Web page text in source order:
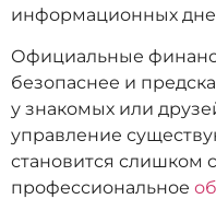
информационных
Официальные
безопаснее и
у знакомых или
управление
становится слишком
профессиональное